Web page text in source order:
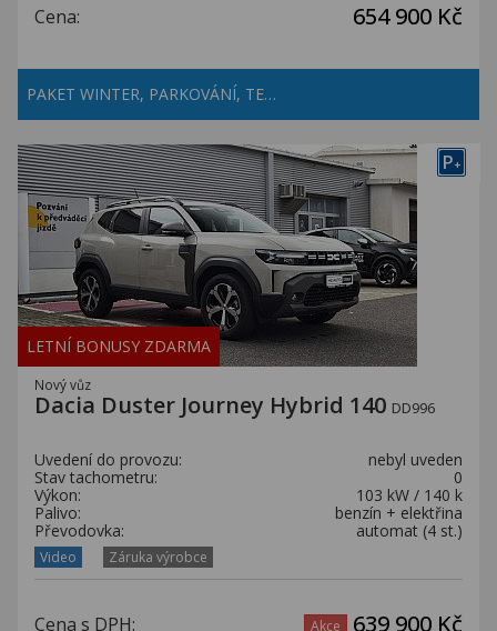
Cena: 654 900 Kč
PAKET WINTER, PARKOVÁNÍ, TE…
P+
LETNÍ BONUSY ZDARMA
Nový vůz
Dacia Duster Journey Hybrid 140 DD996
Uvedení do provozu:
nebyl uveden
Stav tachometru:
0
Výkon:
103 kW / 140 k
Palivo:
benzín + elektřina
Převodovka:
automat (4 st.)
Video Záruka výrobce
Cena s DPH: Akce 639 900 Kč